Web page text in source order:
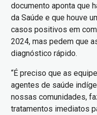
documento aponta que
da Saúde e que houve
casos positivos em
2024, mas pedem que
diagnóstico rápido.
“É preciso que as
agentes de saúde
nossas comunidades,
tratamentos imediatos